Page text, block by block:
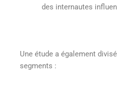
des internautes
Une étude a également
segments :